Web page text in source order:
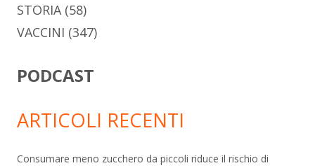
STORIA (58)
VACCINI (347)
PODCAST
ARTICOLI RECENTI
Consumare meno zucchero da piccoli riduce il rischio di